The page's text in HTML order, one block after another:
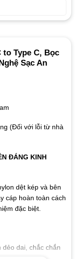
to Type C, Bọc
Sạc An
(Đối với lỗi từ nhà
ĐÁNG KINH
dệt kép và bên
cáp hoàn toàn cách
đặc biệt.
dai, chắc chắn